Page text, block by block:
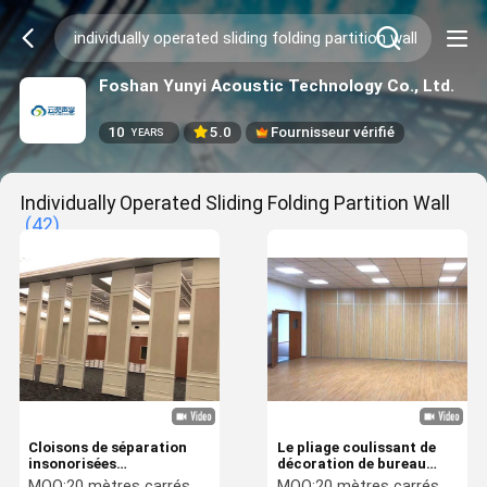
Foshan Yunyi Acoustic Technology Co., Ltd.
10 YEARS 5.0 Fournisseur vérifié
Individually Operated Sliding Folding Partition Wall
(42)
Cloisons de séparation
insonorisées
individuellement
Le pliage coulissant de
décoration de bureau
divise les murs mobiles